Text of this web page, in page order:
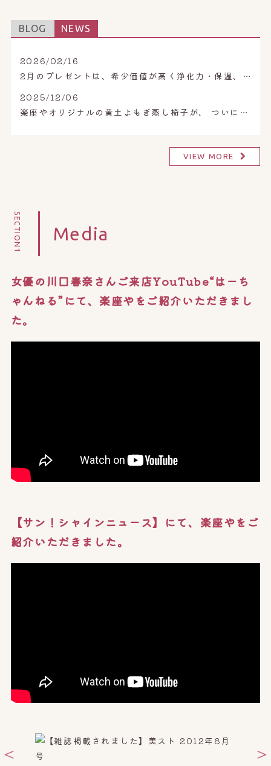
BLOG NEWS
2026/02/16
2月のプレゼントは、希少価値が高く浄化力・保温、保湿力も最高ランクのペルシャブルー岩塩。
2025/12/06
楽座やオリジナルの黄土よもぎ蒸し椅子が、 ついに販売開始！
VIEW MORE
Media
SECTION1
女優の川口春奈さんご来店YouTube“はーち
ゃんねる”にて、楽座やをご紹介いただきまし
た。
【サン！シャインニュース】にて、楽座やをご
紹介いただきました。